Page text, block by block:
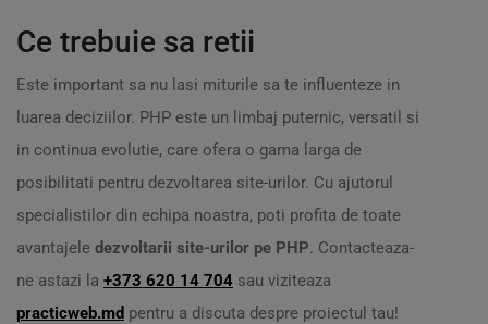
Ce trebuie sa retii
Este important sa nu lasi miturile sa te influenteze in
luarea deciziilor. PHP este un limbaj puternic, versatil si
in continua evolutie, care ofera o gama larga de
posibilitati pentru dezvoltarea site-urilor. Cu ajutorul
specialistilor din echipa noastra, poti profita de toate
avantajele dezvoltarii site-urilor pe PHP. Contacteaza-
ne astazi la +373 620 14 704 sau viziteaza
practicweb.md pentru a discuta despre proiectul tau!